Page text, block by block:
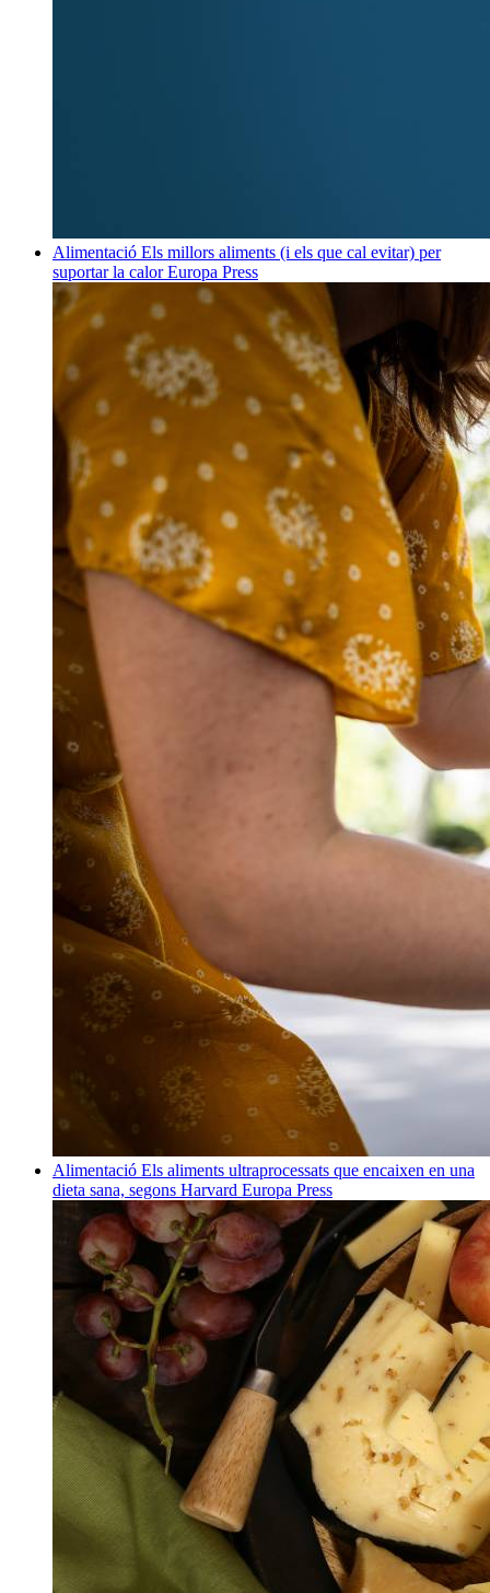
Alimentació Els millors aliments (i els que cal evitar) per
suportar la calorEuropa Press
Alimentació Els aliments ultraprocessats que encaixen en una
dieta sana, segons Harvard Europa Press